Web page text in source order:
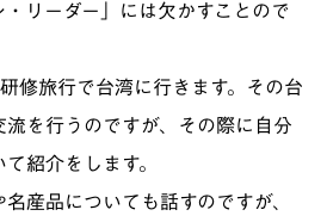
リーダー」には欠かすことので
修旅行で台湾に行きます。その台
を行うのですが、その際に自分
紹介をします。
産品についても話すのですが、